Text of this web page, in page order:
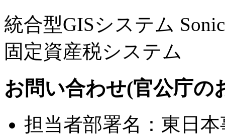
統合型GISシステム
固定資産税システム
お問い合わせ(官公庁の
担当者部署名：東日